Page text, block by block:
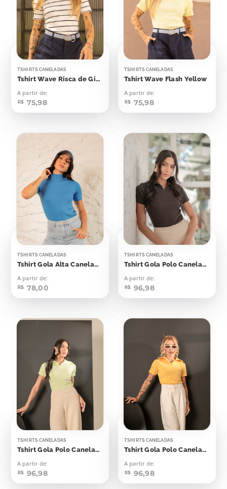
TSHIRTS CANELADAS
Tshirt Wave Risca de Giz Off Listras Pretas
A partir de:
R$ 75,98
TSHIRTS CANELADAS
Tshirt Wave Flash Yellow
A partir de:
R$ 75,98
TSHIRTS CANELADAS
Tshirt Gola Alta Canelada Azul Blue Beach
A partir de:
R$ 78,00
TSHIRTS CANELADAS
Tshirt Gola Polo Canelada Marrom Dark
A partir de:
R$ 96,98
TSHIRTS CANELADAS
Tshirt Gola Polo Canelada Flash Yellow
A partir de:
R$ 96,98
TSHIRTS CANELADAS
Tshirt Gola Polo Canelada Amarelo Emoji
A partir de:
R$ 96,98